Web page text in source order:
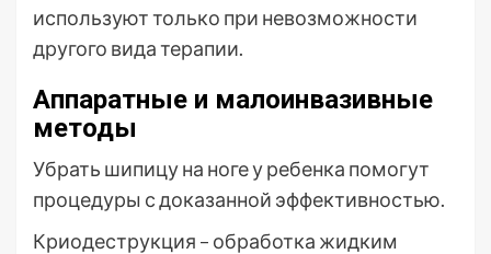
используют только при невозможности
другого вида терапии.
Аппаратные и малоинвазивные
методы
Убрать шипицу на ноге у ребенка помогут
процедуры с доказанной эффективностью.
Криодеструкция – обработка жидким